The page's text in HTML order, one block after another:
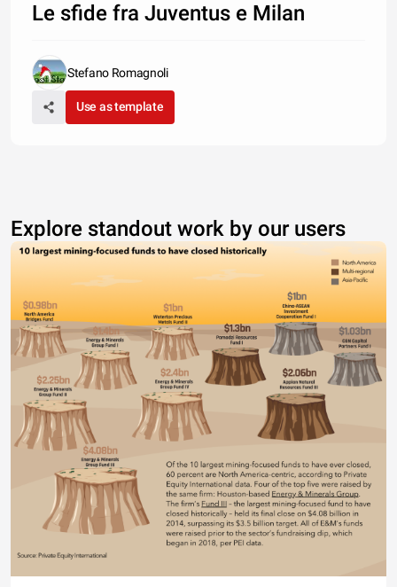
Le sfide fra Juventus e Milan
Stefano Romagnoli
Use as template
Explore standout work by our users